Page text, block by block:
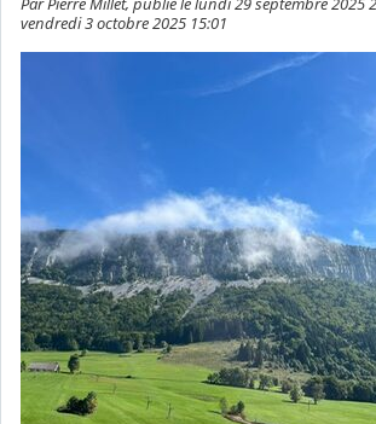
vendredi 3 octobre 2025 15:01